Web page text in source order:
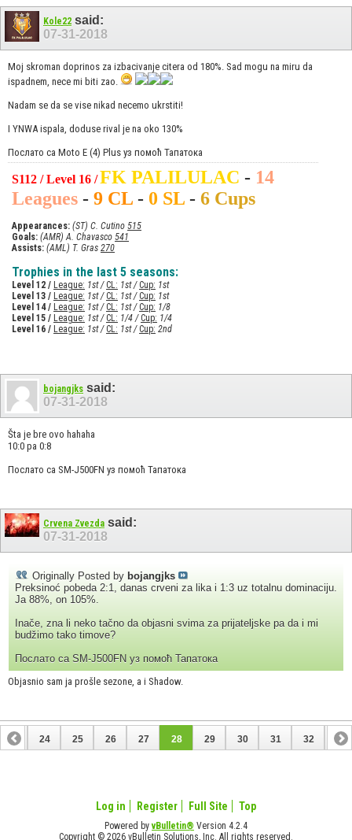
Kole22 said:
07-31-2018
Moj skroman doprinos za izbacivanje citera od 180%. Sad mogu na miru da
ispadnem, nece mi biti zao.
Nadam se da se vise nikad necemo ukrstiti!
I YNWA ispala, doduse rival je na oko 130%
Послато са Moto E (4) Plus уз помоћ Тапатока
S112 / Level 16 /FK PALILULAC - 14
Leagues - 9 CL - 0 SL - 6 Cups
Appearances: (ST) C. Cutino 515
Goals: (AMR) A. Chavasco 541
Assists: (AML) T. Gras 270
Trophies in the last 5 seasons:
Level 12 / League: 1st / CL: 1st / Cup: 1st
Level 13 / League: 1st / CL: 1st / Cup: 1st
Level 14 / League: 1st / CL: 1st / Cup: 1/8
Level 15 / League: 1st / CL: 1/4 / Cup: 1/4
Level 16 / League: 1st / CL: 1st / Cup: 2nd
bojangjks said:
07-31-2018
Šta je bre ovo hahaha
10:0 pa 0:8
Послато са SM-J500FN уз помоћ Тапатока
Crvena Zvezda said:
07-31-2018
Originally Posted by bojangjks
Preksinoć pobeda 2:1, danas crveni za lika i 1:3 uz totalnu dominaciju.
Ja 88%, on 105%.
Inače, zna li neko tačno da objasni svima za prijateljske pa da i mi
budžimo tako timove?
Послато са SM-J500FN уз помоћ Тапатока
Objasnio sam ja prošle sezone, a i Shadow.
23 24 25 26 27 28 29 30 31 32 33
Log in Register Full Site Top
Powered byvBulletin® Version 4.2.4
Copyright © 2026 vBulletin Solutions, Inc. All rights reserved.